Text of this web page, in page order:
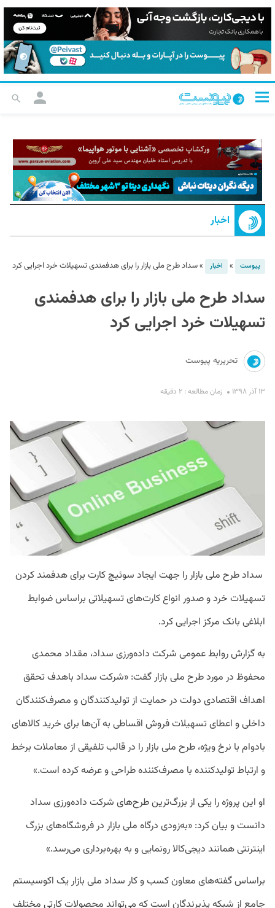
اخبار
پیوست » اخبار »سداد طرح ملی بازار را برای هدفمندی تسهیلات خرد اجرایی کرد
سداد طرح ملی بازار را برای هدفمندی
تسهیلات خرد اجرایی کرد
تحریریه پیوست
۱۳ آذر ۱۳۹۸ زمان مطالعه : ۲ دقیقه
سداد طرح ملی بازار را جهت ایجاد سوئیچ کارت برای هدفمند کردن
تسهیلات خرد و صدور انواع کارت‌های تسهیلاتی براساس ضوابط
ابلاغی بانک مرکز اجرایی کرد.
به گزارش روابط عمومی شرکت داده‌ورزی سداد، مقداد محمدی
محفوظ در مورد طرح ملی بازار گفت: «شرکت سداد باهدف تحقق
اهداف اقتصادی دولت در حمایت از تولیدکنندگان و مصرف‌کنندگان
داخلی و اعطای تسهیلات فروش اقساطی به آن‌ها برای خرید کالاهای
بادوام با نرخ ویژه، طرح ملی بازار را در قالب تلفیقی از معاملات برخط
و ارتباط تولیدکننده با مصرف‌کننده طراحی و عرضه کرده است.»
او این پروژه را یکی از بزرگ‌ترین طرح‌های شرکت داده‌ورزی سداد
دانست و بیان کرد: «به‌زودی درگاه ملی بازار در فروشگاه‌های بزرگ
اینترنتی همانند دیجی‌کالا رونمایی و به بهره‌برداری می‌رسد.»
براساس گفته‌های معاون کسب و کار سداد ملی بازار یک اکوسیستم
جامع از شبکه پذیرندگان است که می‌تواند محصولات کارتی مختلف